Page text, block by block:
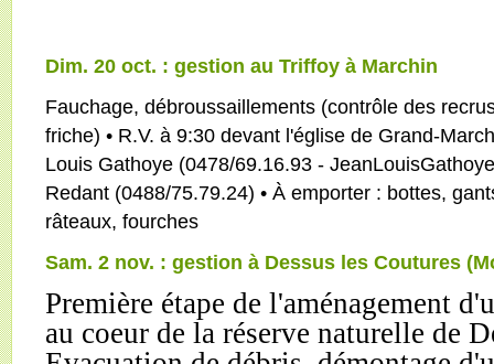
Dim. 20 oct. : gestion au Triffoy à Marchin
Fauchage, débroussaillements (contrôle des
friche) • R.V. à 9:30 devant l'église de Grand-
Louis Gathoye (0478/69.16.93 -
Redant (0488/75.79.24) • À emporter : bottes,
râteaux, fourches
Sam. 2 nov. : gestion à Dessus les Coutures
Première étape de l'aménagement
au coeur de la réserve naturelle de